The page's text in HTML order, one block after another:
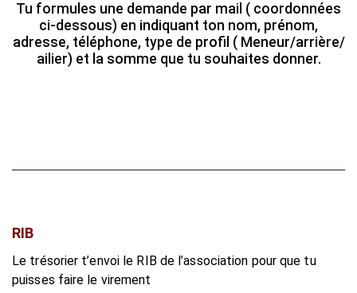
Tu formules une demande par mail ( coordonnées
ci-dessous) en indiquant ton nom, prénom,
adresse, téléphone, type de profil ( Meneur/arrière/
ailier) et la somme que tu souhaites donner.
RIB
Le trésorier t’envoi le RIB de l’association pour que tu
puisses faire le virement